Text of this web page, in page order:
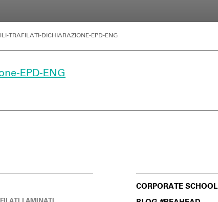
TRAFILATI-DICHIARAZIONE-EPD-ENG
EPD-ENG
CORPORATE SCHOOL